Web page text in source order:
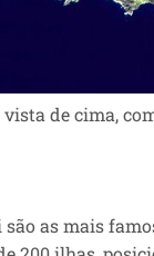
de cima,
as mais